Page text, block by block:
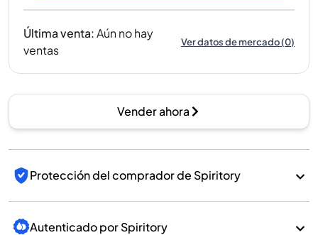
Última venta:Aún no hay
ventas
Ver datos de mercado(0)
Vender ahora
Protección del comprador de Spiritory
Autenticado por Spiritory